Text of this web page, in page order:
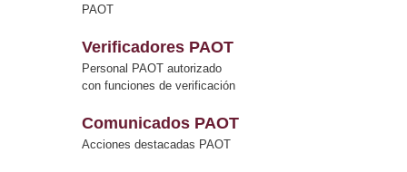
PAOT
Verificadores PAOT
Personal PAOT autorizado
con funciones de verificación
Comunicados PAOT
Acciones destacadas PAOT